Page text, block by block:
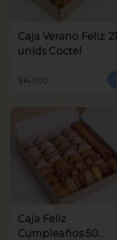
Caja Verano Feliz: 21
unids Coctel
$14.900
Caja Feliz
Cumpleaños 50: